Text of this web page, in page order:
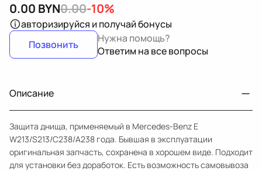
0.00 BYN0.00-10%
авторизируйся и получай бонусы
Позвонить
Нужна помощь?
Ответим на все вопросы
Описание
Защита днища, применяемый в Mercedes-Benz E
W213/S213/C238/A238 года. Бывшая в эксплуатации
оригинальная запчасть, сохранена в хорошем виде. Подходит
для установки без доработок. Есть возможность самовывоза